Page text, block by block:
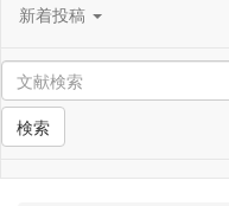
新着投稿
検索